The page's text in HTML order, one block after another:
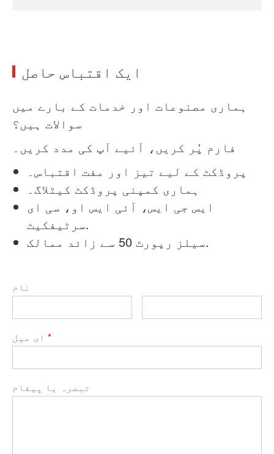
ایک اقتباس حاصل
ہماری مصنوعات اور خدمات کے بارے میں
سوالات ہیں؟
فارم پُر کریں، آئیے آپ کی مدد کریں۔
پروڈکٹ کے لیے تیز اور مفت اقتباس۔
ہماری کمپنی پروڈکٹ کیٹلاگ۔
ایس جی ایس، آئی ایس او، سی ای
سرٹیفکیٹ.
سیلز رپورٹ 50 سے زائد ممالک.
نام
*
تبصرہ یا پیغام